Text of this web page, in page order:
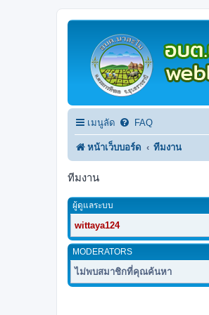
เมนูลัด FAQ
หน้าเว็บบอร์ด ทีมงาน
ทีมงาน
ผู้ดูแลระบบ
wittaya124
MODERATORS
ไม่พบสมาชิกที่คุณค้นหา